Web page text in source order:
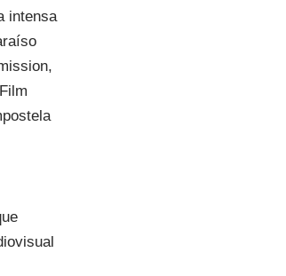
intensa